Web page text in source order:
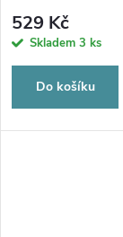
529 Kč
Skladem 3 ks
Do košíku